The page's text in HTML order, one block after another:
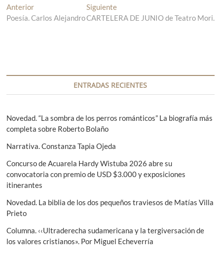
N
a
g
i
ó
n
d
e
e
n
t
r
Anterior
n
n
e
r
o
:
Poesía. Carlos Alejandro
SiguienteE
n
s
i
u
e
CARTELERA DE JUNIO de Teatro Mori.
ENTRADAS RECIENTES
Novedad. “La sombra de los perros románticos” La biografía más
completa sobre Roberto Bolaño
Narrativa. Constanza Tapia Ojeda
Concurso de Acuarela Hardy Wistuba 2026 abre su
convocatoria con premio de USD $3.000 y exposiciones
itinerantes
Novedad. La biblia de los dos pequeños traviesos de Matías Villa
Prieto
Columna. ‹‹Ultraderecha sudamericana y la tergiversación de
los valores cristianos». Por Miguel Echeverría